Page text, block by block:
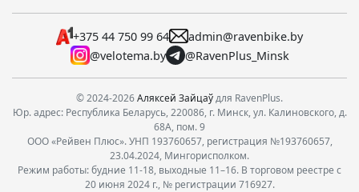
+375 44 750 99 64
admin@ravenbike.by
@velotema.by
@RavenPlus_Minsk
© 2024-2026Аляксей Зайцаўдля RavenPlus.
Юр. адрес: Республика Беларусь, 220086, г. Минск, ул. Калиновского, д.
68А, пом. 9
ООО «Рейвен Плюс». УНП 193760657, регистрация №193760657,
23.04.2024, Мингорисполком.
Режим работы: будние 11-18, выходные 11–16. В торговом реестре с
20 июня 2024 г., № регистрации 716927.